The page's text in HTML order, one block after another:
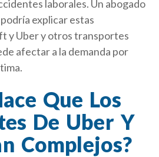
laborales. Un abogado
explicar estas
y Uber y otros transportes
afectar a la demanda por
Que Los
De Uber Y
Complejos?